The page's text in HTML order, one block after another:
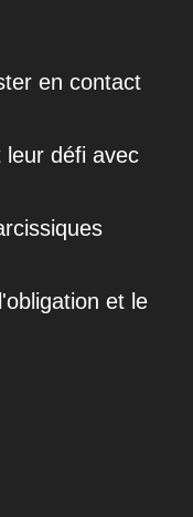
en contact
leur défi avec
et le